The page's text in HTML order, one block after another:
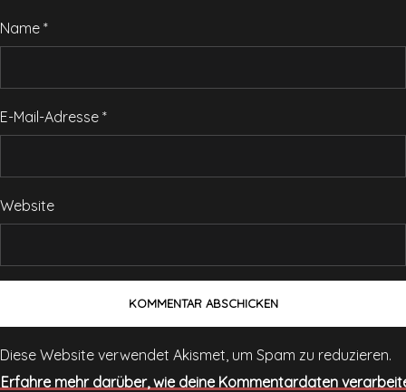
Name *
E-Mail-Adresse *
Website
Diese Website verwendet Akismet, um Spam zu reduzieren.
Erfahre mehr darüber, wie deine Kommentardaten